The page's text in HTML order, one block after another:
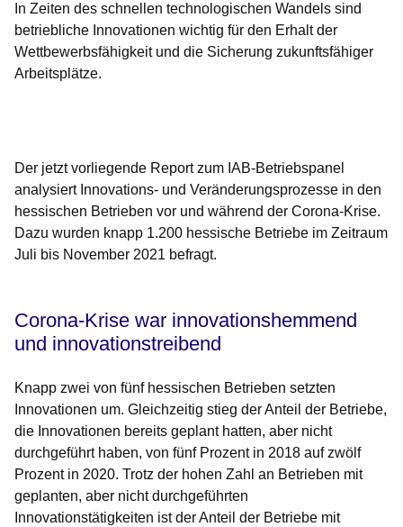
In Zeiten des schnellen technologischen Wandels sind
betriebliche Innovationen wichtig für den Erhalt der
Wettbewerbsfähigkeit und die Sicherung zukunftsfähiger
Arbeitsplätze.
Der jetzt vorliegende Report zum IAB-Betriebspanel
analysiert Innovations- und Veränderungsprozesse in den
hessischen Betrieben vor und während der Corona-Krise.
Dazu wurden knapp 1.200 hessische Betriebe im Zeitraum
Juli bis November 2021 befragt.
Corona-Krise war innovationshemmend
und innovationstreibend
Knapp zwei von fünf hessischen Betrieben setzten
Innovationen um. Gleichzeitig stieg der Anteil der Betriebe,
die Innovationen bereits geplant hatten, aber nicht
durchgeführt haben, von fünf Prozent in 2018 auf zwölf
Prozent in 2020. Trotz der hohen Zahl an Betrieben mit
geplanten, aber nicht durchgeführten
Innovationstätigkeiten ist der Anteil der Betriebe mit